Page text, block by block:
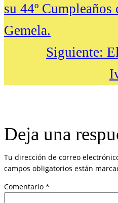
su 44º Cumpleaños
Gemela.
Siguiente:
Deja una
Tu dirección de correo
campos obligatorios están
Comentario *